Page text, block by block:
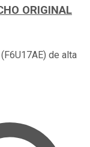
ORIGINAL
de alta